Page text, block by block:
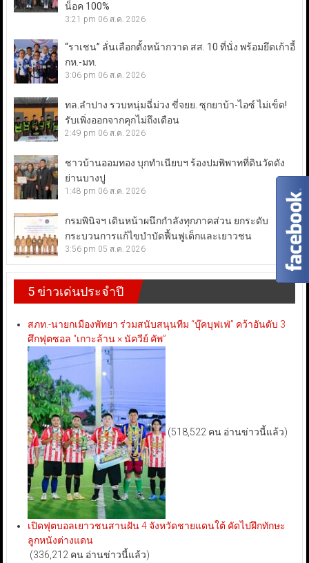
น็อค 100%
3:21 pm 06 ส.ค. 2026
“ราเชน” ลั่นเลือกตั้งหน้ากวาด สส. 10 ที่นั่ง พร้อมยึดเก้าอี้
กห.-มท.
3:06 pm 06 ส.ค. 2026
ทล.ลำปาง รวบหนุ่มฉี่ม่วง ขี่จยย. ซุกยาบ้า-ไอซ์ ไม่เข็ด!
รับเพิ่งออกจากคุกไม่ถึงเดือน
2:49 pm 06 ส.ค. 2026
ชาวบ้านออมทอง บุกทำเนียบฯ ร้องปมพิพาทที่ดินวัดดัง
ย่านบางปู
1:48 pm 06 ส.ค. 2026
กรมพินิจฯ เดินหน้าผนึกกำลังทุกภาคส่วน ยกระดับ
กระบวนการแก้ไขบำบัดฟื้นฟูเด็กและเยาวชน
3:56 pm 05 ส.ค. 2026
5 ข่าวเด่นประจำปี
สภท.-นายกเมืองพัทยา ร่วมสนับสนุนทีม “บุ๊คบุฟเฟ่” คว้าอันดับ 3
ศึกฟุตซอล “เกาะล้าน × นัควีย์ คัพ”
(518,522 คน อ่านข่าวนี้แล้ว)
เปิดฟุตบอลเยาวชนสานฝัน 4 จังหวัดชายแดนใต้ คัดไปฝึกทักษะ
ลูกหนังต่างแดน
(336,212 คน อ่านข่าวนี้แล้ว)